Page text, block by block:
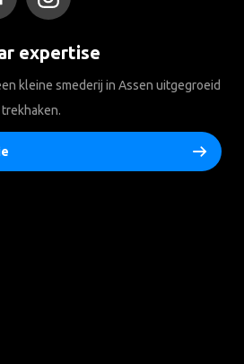
expertise
kleine smederij in Assen uitgegroeid